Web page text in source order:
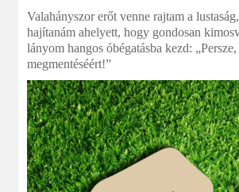
Valahányszor erőt venne rajtam a
hajítanám ahelyett, hogy gondosan
lányom hangos óbégatásba kezd:
megmentéséért!”